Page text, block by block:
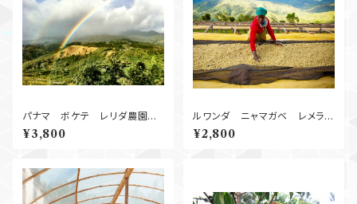
パナマ ボケテ レリダ農園
Natural
¥3,800
ルワンダ ニャマガベ レメラ
Natural 250g
¥2,800